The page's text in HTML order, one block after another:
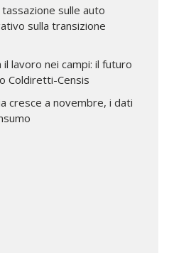
sulle auto
sulla transizione
lavoro nei campi: il futuro
Coldiretti-Censis
cresce a novembre, i dati